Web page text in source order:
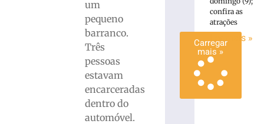
um
pequeno
barranco.
Três
pessoas
estavam
encarceradas
dentro do
automóvel.
Carregar
mais »
confira as
atrações
Ler mais »